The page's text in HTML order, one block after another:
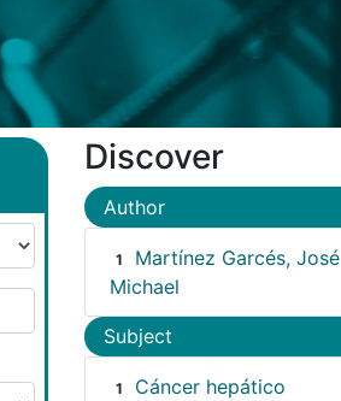
Discover
Author
1
Martínez Garcés, José
Michael
Subject
1 Cáncer hepático